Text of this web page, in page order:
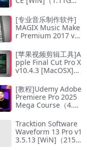
[专业音乐制作软件]
MAGIX Music Make
r Premium 2017 v2
Mb）
[苹果视频剪辑工具]A
pple Final Cut Pro X
v10.4.3 [MacOSX]
[教程]Udemy Adobe
Premiere Pro 2025
Mega Course（4.2G
Tracktion Software
Waveform 13 Pro v1
3.5.13 [WiN]（215M